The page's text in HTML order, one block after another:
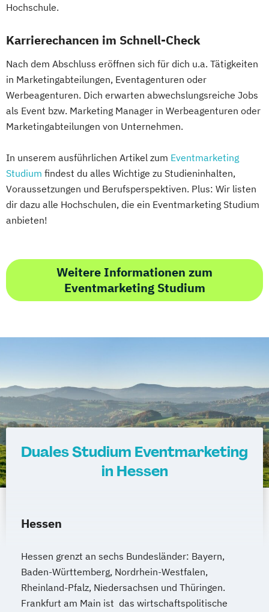
Hochschule.
Karrierechancen im Schnell-Check
Nach dem Abschluss eröffnen sich für dich u.a. Tätigkeiten
in Marketingabteilungen, Eventagenturen oder
Werbeagenturen. Dich erwarten abwechslungsreiche Jobs
als Event bzw. Marketing Manager in Werbeagenturen oder
Marketingabteilungen von Unternehmen.
In unserem ausführlichen Artikel zum Eventmarketing
Studium findest du alles Wichtige zu Studieninhalten,
Voraussetzungen und Berufsperspektiven. Plus: Wir listen
dir dazu alle Hochschulen, die ein Eventmarketing Studium
anbieten!
Weitere Informationen zum
Eventmarketing Studium
Duales Studium Eventmarketing
in Hessen
Hessen
Hessen grenzt an sechs Bundesländer: Bayern,
Baden-Württemberg, Nordrhein-Westfalen,
Rheinland-Pfalz, Niedersachsen und Thüringen.
Frankfurt am Main ist das wirtschaftspolitische